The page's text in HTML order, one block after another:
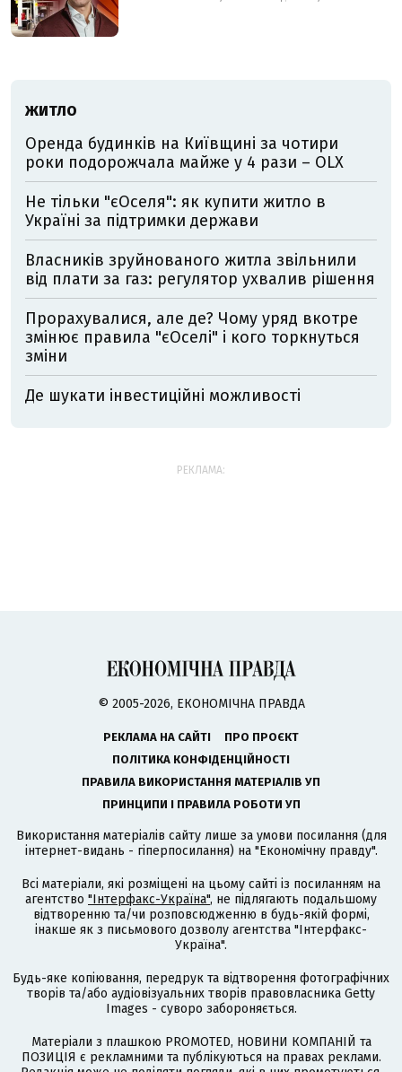
ЖИТЛО
Оренда будинків на Київщині за чотири
роки подорожчала майже у 4 рази – OLX
Не тільки "єОселя": як купити житло в
Україні за підтримки держави
Власників зруйнованого житла звільнили
від плати за газ: регулятор ухвалив рішення
Прорахувалися, але де? Чому уряд вкотре
змінює правила "єОселі" і кого торкнуться
зміни
Де шукати інвестиційні можливості
РЕКЛАМА:
© 2005-2026, ЕКОНОМІЧНА ПРАВДА
РЕКЛАМА НА САЙТІ
ПРО ПРОЄКТ
ПОЛІТИКА КОНФІДЕНЦІЙНОСТІ
ПРАВИЛА ВИКОРИСТАННЯ МАТЕРІАЛІВ УП
ПРИНЦИПИ І ПРАВИЛА РОБОТИ УП
Використання матеріалів сайту лише за умови посилання (для
інтернет-видань - гіперпосилання) на "Економічну правду".
Всі матеріали, які розміщені на цьому сайті із посиланням на
агентство "Інтерфакс-Україна", не підлягають подальшому
відтворенню та/чи розповсюдженню в будь-якій формі,
інакше як з письмового дозволу агентства "Інтерфакс-
Україна".
Будь-яке копіювання, передрук та відтворення фотографічних
творів та/або аудіовізуальних творів правовласника Getty
Images - суворо забороняється.
Матеріали з плашкою PROMOTED, НОВИНИ КОМПАНІЙ та
ПОЗИЦІЯ є рекламними та публікуються на правах реклами.